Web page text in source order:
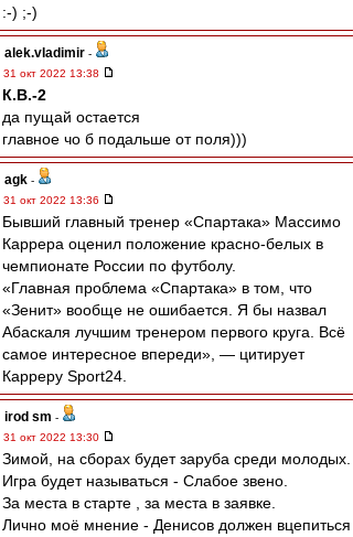
:-) ;-)
alek.vladimir -
31 окт 2022 13:38
К.В.-2
да пущай остается
главное чо б подальше от поля)))
agk -
31 окт 2022 13:36
Бывший главный тренер «Спартака» Массимо
Каррера оценил положение красно-белых в
чемпионате России по футболу.
«Главная проблема «Спартака» в том, что
«Зенит» вообще не ошибается. Я бы назвал
Абаскаля лучшим тренером первого круга. Всё
самое интересное впереди», — цитирует
Карреру Sport24.
irod sm -
31 окт 2022 13:30
Зимой, на сборах будет заруба среди молодых.
Игра будет называться - Слабое звено.
За места в старте , за места в заявке.
Лично моё мнение - Денисов должен вцепиться